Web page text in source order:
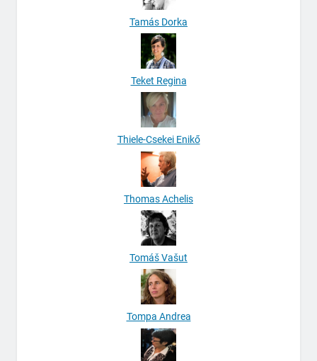
Tamás Dorka
Teket Regina
Thiele-Csekei Enikő
Thomas Achelis
Tomáš Vašut
Tompa Andrea